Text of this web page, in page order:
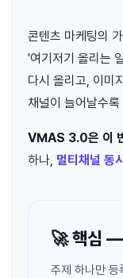
콘텐츠 마케팅의
'여기저기 올리는
다시 올리고, 이미
채널이 늘어날수
VMAS 3.0은 이
하나, 멀티채널 동
🚀 핵심 —
주제 하나만